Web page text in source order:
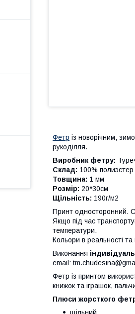
Фетр із новорічним,
рукоділля.
Виробник фетру:
Склад: 100% полиэстер
Товщина: 1 мм
Розмір: 20*30см
Щільність: 190г/м2
Принт односторонний.
Якщо під час
температури.
Кольори в реальності
Виконання
email:
Фетр із принтом
книжок та іграшок,
Плюси жорсткого
щільний